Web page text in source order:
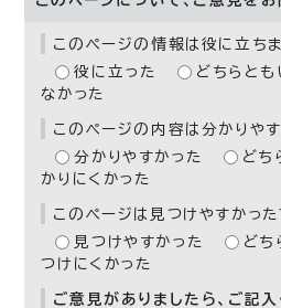
このページの情報は役に立ちま
役に立った
どちらとも
なかった
このページの内容は分かりやす
分かりやすかった
どち
かりにくかった
このページは見つけやすかった
見つけやすかった
どち
つけにくかった
ご意見がありましたら、ご記